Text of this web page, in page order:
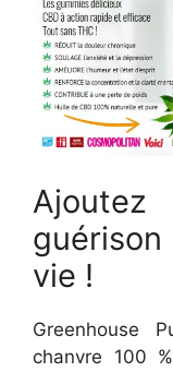
vie !
Greenhouse
chanvre 100